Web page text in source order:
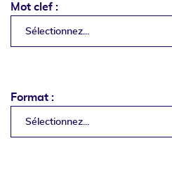
Mot clef :
Sélectionnez...
Format :
Sélectionnez...